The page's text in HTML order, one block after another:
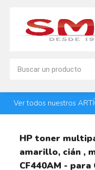
Ver todos nuestros
HP toner
amarillo, cián ,
CF440AM -